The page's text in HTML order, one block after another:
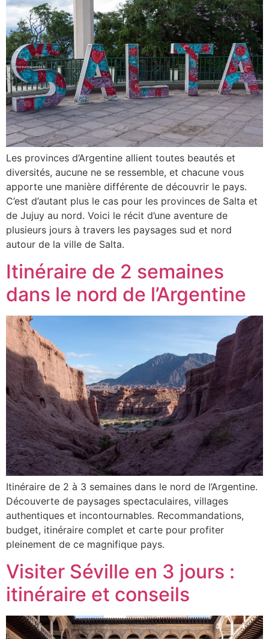
Les provinces d’Argentine allient toutes beautés et
diversités, aucune ne se ressemble, et chacune vous
apporte une manière différente de découvrir le pays.
C’est d’autant plus le cas pour les provinces de Salta et
de Jujuy au nord. Voici le récit d’une aventure de
plusieurs jours à travers les paysages sud et nord
autour de la ville de Salta.
Itinéraire de 2 semaines
dans le nord de l’Argentine
Itinéraire de 2 à 3 semaines dans le nord de l’Argentine.
Découverte de paysages spectaculaires, villages
authentiques et incontournables. Recommandations,
budget, itinéraire complet et carte pour profiter
pleinement de ce magnifique pays.
Visiter Séville en 3 jours :
itinéraire et conseils